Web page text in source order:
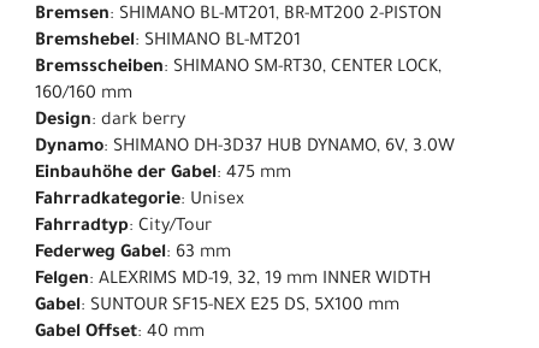
Bremsen: SHIMANO BL-MT201, BR-MT200 2-PISTON
Bremshebel: SHIMANO BL-MT201
Bremsscheiben: SHIMANO SM-RT30, CENTER LOCK,
160/160 mm
Design: dark berry
Dynamo: SHIMANO DH-3D37 HUB DYNAMO, 6V, 3.0W
Einbauhöhe der Gabel: 475 mm
Fahrradkategorie: Unisex
Fahrradtyp: City/Tour
Federweg Gabel: 63 mm
Felgen: ALEXRIMS MD-19, 32, 19 mm INNER WIDTH
Gabel: SUNTOUR SF15-NEX E25 DS, 5X100 mm
Gabel Offset: 40 mm